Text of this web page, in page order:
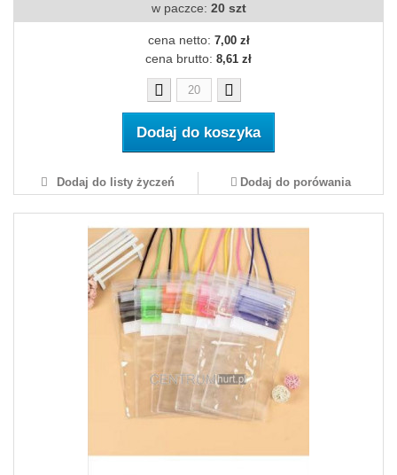
w paczce: 20 szt
cena netto: 7,00 zł
cena brutto: 8,61 zł
Dodaj do koszyka
Dodaj do listy życzeń Dodaj do porówania